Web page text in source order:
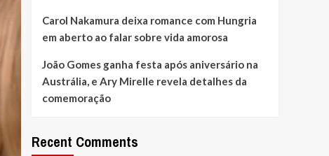
Carol Nakamura deixa romance com Hungria
em aberto ao falar sobre vida amorosa
João Gomes ganha festa após aniversário na
Austrália, e Ary Mirelle revela detalhes da
comemoração
Recent Comments